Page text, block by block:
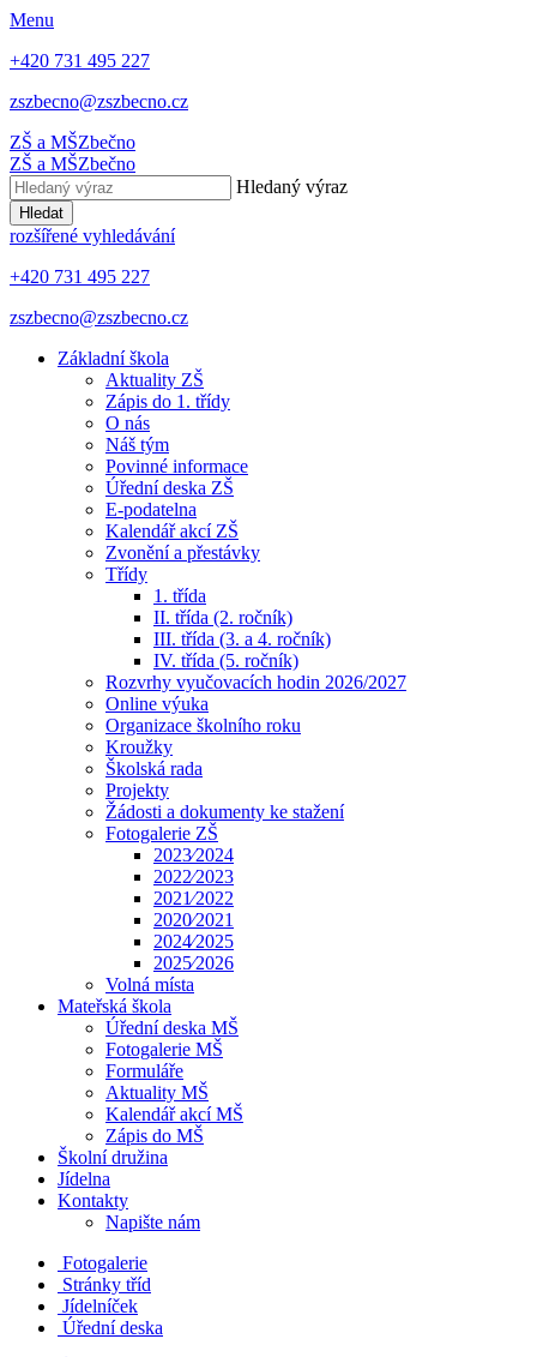
Menu
+420 731 495 227
zszbecno@zszbecno.cz
ZŠ a MŠZbečno
ZŠ a MŠZbečno
Hledaný výraz
Hledat
rozšířené vyhledávání
+420 731 495 227
zszbecno@zszbecno.cz
Základní škola
Aktuality ZŠ
Zápis do 1. třídy
O nás
Náš tým
Povinné informace
Úřední deska ZŠ
E-podatelna
Kalendář akcí ZŠ
Zvonění a přestávky
Třídy
1. třída
II. třída (2. ročník)
III. třída (3. a 4. ročník)
IV. třída (5. ročník)
Rozvrhy vyučovacích hodin 2026/2027
Online výuka
Organizace školního roku
Kroužky
Školská rada
Projekty
Žádosti a dokumenty ke stažení
Fotogalerie ZŠ
2023⁄2024
2022⁄2023
2021⁄2022
2020⁄2021
2024⁄2025
2025⁄2026
Volná místa
Mateřská škola
Úřední deska MŠ
Fotogalerie MŠ
Formuláře
Aktuality MŠ
Kalendář akcí MŠ
Zápis do MŠ
Školní družina
Jídelna
Kontakty
Napište nám
Fotogalerie
Stránky tříd
Jídelníček
Úřední deska